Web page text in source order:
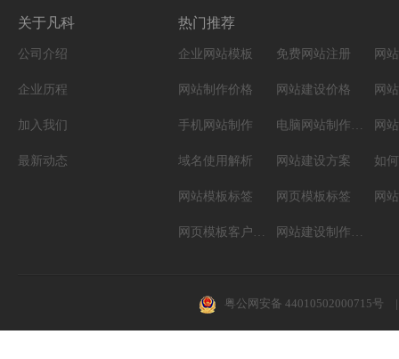
关于凡科
公司介绍
企业历程
加入我们
最新动态
热门推荐
企业网站模板 免费网站注册 网
网站制作价格 网站建设价格 网
手机网站制作 网
域名使用解析 网站建设方案 如
网站模板标签 网页模板标签
粤公网安备 44010502000715号 |